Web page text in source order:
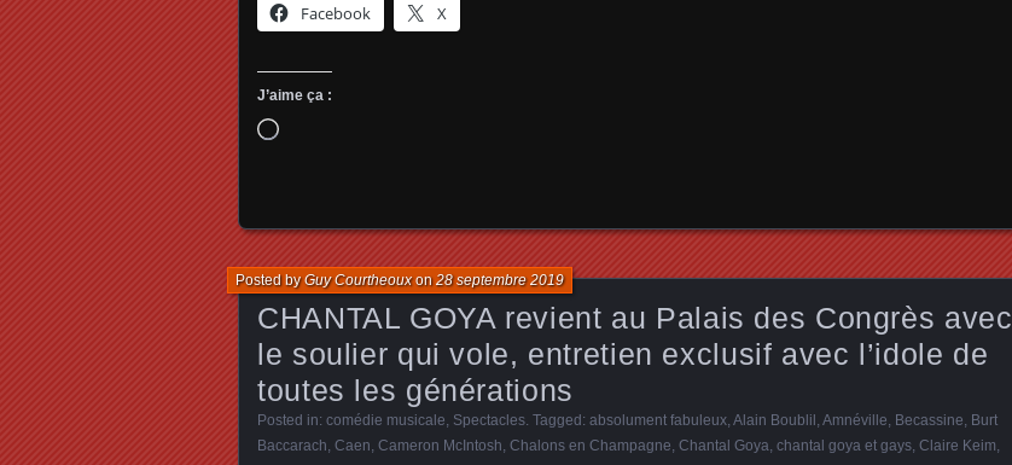
Facebook X
J’aime ça :
Chargement…
CHANTAL GOYA revient au Palais des Congrès avec
le soulier qui vole, entretien exclusif avec l’idole de
toutes les générations
Posted byGuy Courtheouxon28 septembre 2019
Posted in: comédie musicale, Spectacles. Tagged: absolument fabuleux, Alain Boublil , Amnéville, Becassine, Burt
Baccarach, Caen, Cameron McIntosh, Chalons en Champagne, Chantal Goya, chantal goya et gays, Claire Keim,